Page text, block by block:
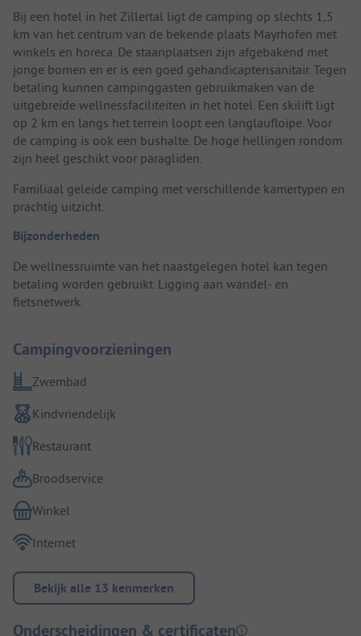
Bij een hotel in het Zillertal ligt de camping op slechts 1,5
km van het centrum van de bekende plaats Mayrhofen met
winkels en horeca. De staanplaatsen zijn afgebakend met
jonge bomen en er is een goed gehandicaptensanitair. Tegen
betaling kunnen campinggasten gebruikmaken van de
uitgebreide wellnessfaciliteiten in het hotel. Een skilift ligt
op 2 km en langs het terrein loopt een langlaufloipe. Voor
de camping is ook een bushalte. De hoge hellingen rondom
zijn heel geschikt voor paragliden.
Familiaal geleide camping met verschillende kamertypen en
prachtig uitzicht.
Bijzonderheden
De wellnessruimte van het naastgelegen hotel kan tegen
betaling worden gebruikt. Ligging aan wandel- en
fietsnetwerk.
Campingvoorzieningen
Zwembad
Kindvriendelijk
Restaurant
Broodservice
Winkel
Internet
Bekijk alle 13 kenmerken
Onderscheidingen & certificaten